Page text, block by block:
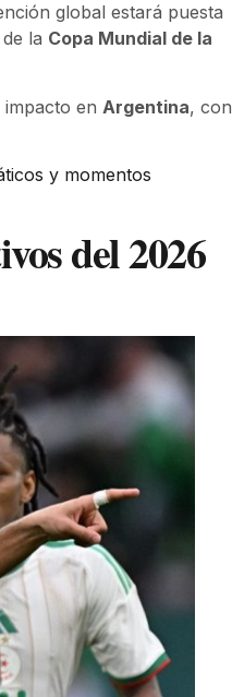
global estará puesta
la Copa Mundial de la
en Argentina, con
y momentos
del 2026